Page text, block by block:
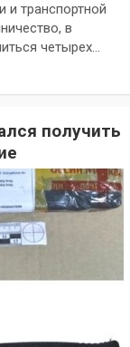
и транспортной
в
четырех…
получить